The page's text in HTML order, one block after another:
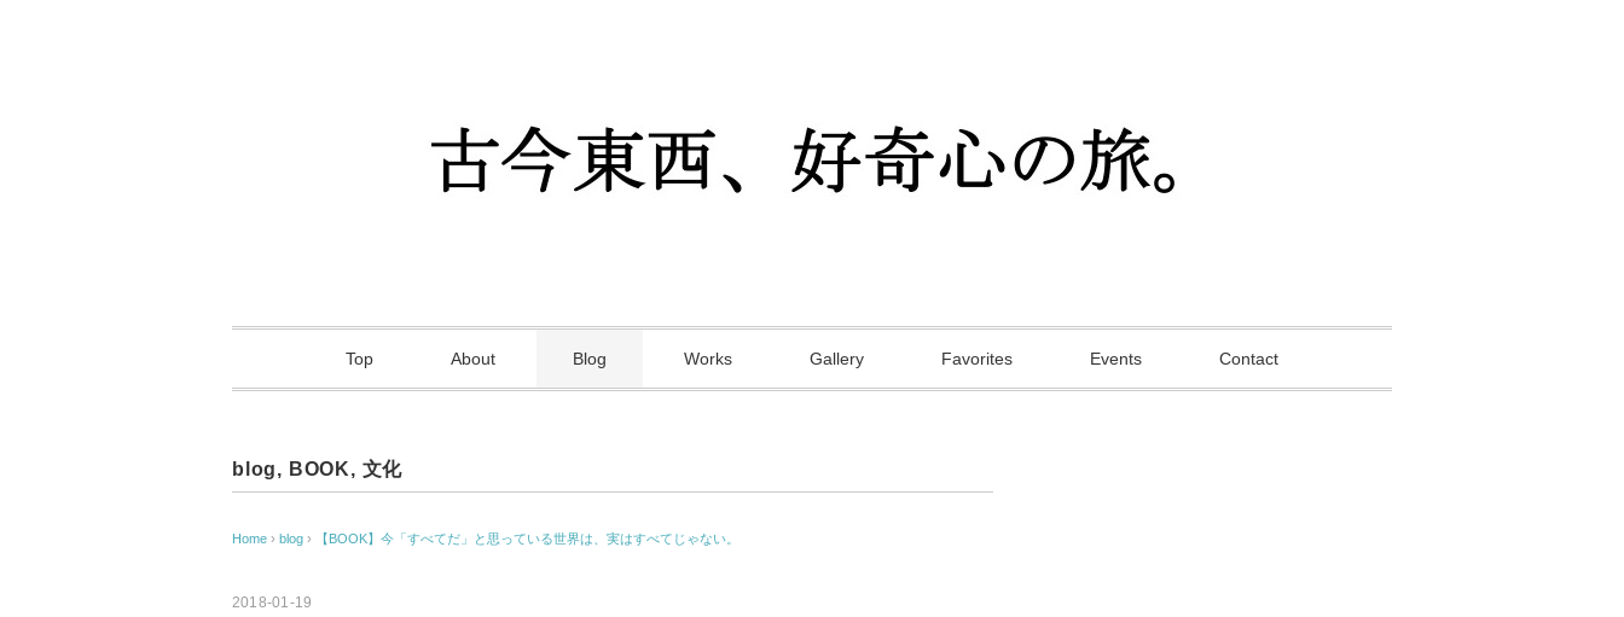
Top About Blog Works Gallery Favorites Events Contact
blog, BOOK, 文化
Home › blog › 【BOOK】今「すべてだ」と思っている世界は、実はすべてじゃない。
2018-01-19